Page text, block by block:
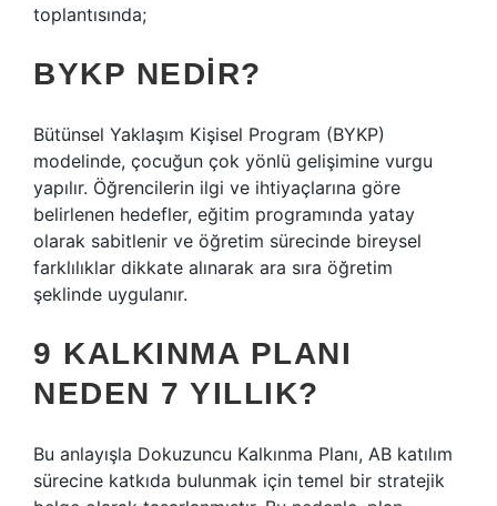
toplantısında;
BYKP NEDIR?
Bütünsel Yaklaşım Kişisel Program (BYKP)
modelinde, çocuğun çok yönlü gelişimine vurgu
yapılır. Öğrencilerin ilgi ve ihtiyaçlarına göre
belirlenen hedefler, eğitim programında yatay
olarak sabitlenir ve öğretim sürecinde bireysel
farklılıklar dikkate alınarak ara sıra öğretim
şeklinde uygulanır.
9 KALKINMA PLANI
NEDEN 7 YILLIK?
Bu anlayışla Dokuzuncu Kalkınma Planı, AB katılım
sürecine katkıda bulunmak için temel bir stratejik